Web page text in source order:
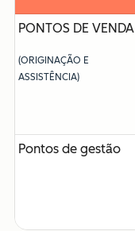
PONTOS DE VENDA
(ORIGINAÇÃO E
ASSISTÊNCIA)
Pontos de gestão